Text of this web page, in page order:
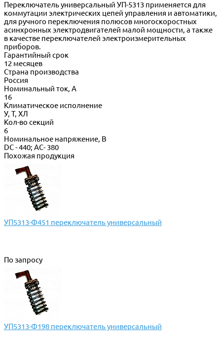
Переключатель универсальный УП-5313 применяется для
коммутации электрических цепей управления и автоматики,
для ручного переключения полюсов многоскоростных
асинхронных электродвигателей малой мощности, а также
в качестве переключателей электроизмерительных
приборов.
Гарантийный срок
12 месяцев
Страна производства
Россия
Номинальный ток, А
16
Климатическое исполнение
У, Т, ХЛ
Кол-во секций
6
Номинальное напряжение, В
DC - 440; AC- 380
Похожая продукция
УП5313-Ф451 переключатель универсальный
По запросу
УП5313-Ф198 переключатель универсальный